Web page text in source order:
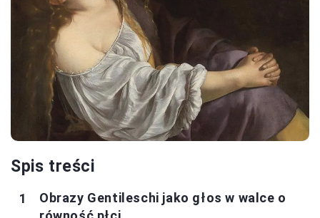
Spis treści
Obrazy Gentileschi jako głos w walce o